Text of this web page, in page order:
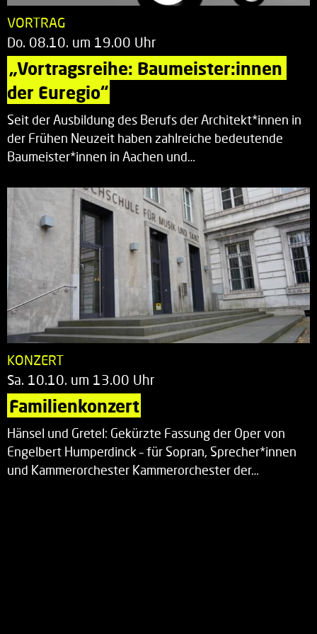
VORTRAG
Do. 08.10. um 19.00 Uhr
„Vortragsreihe: Baumeister:innen
der Euregio“
Seit der Ausbildung des Berufs der Architekt*innen in
der Frühen Neuzeit haben zahlreiche bedeutende
Baumeister*innen in Aachen und…
KONZERT
Sa. 10.10. um 13.00 Uhr
Familienkonzert
Hänsel und Gretel: Gekürzte Fassung der Oper von
Engelbert Humperdinck – für Sopran, Sprecher*innen
und Kammerorchester Kammerorchester der…